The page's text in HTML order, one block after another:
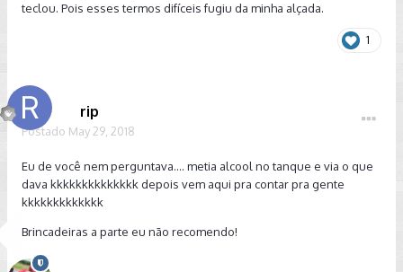
até porque estamos falando de água nessa composição
teclou. Pois esses termos difíceis fugiu da minha alçada.
1
rip
Postado May 29, 2018
Eu de você nem perguntava.... metia alcool no tanque e via o que
dava kkkkkkkkkkkkkk depois vem aqui pra contar pra gente
kkkkkkkkkkkkk
Brincadeiras a parte eu não recomendo!